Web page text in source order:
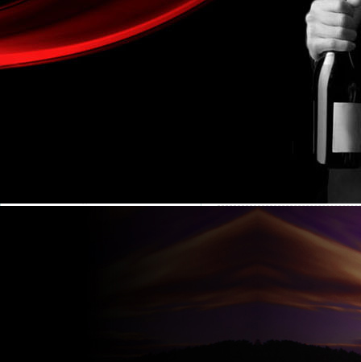
金湖凱銘儀表有限公司LOGO
關(guān)于電磁流量計
電磁流量計優(yōu)缺
關(guān)于電磁流量計
關(guān)于電磁流量計
電磁流量計的勵磁方式
特殊結(jié)構(gòu)電
如何正確選擇電磁流量